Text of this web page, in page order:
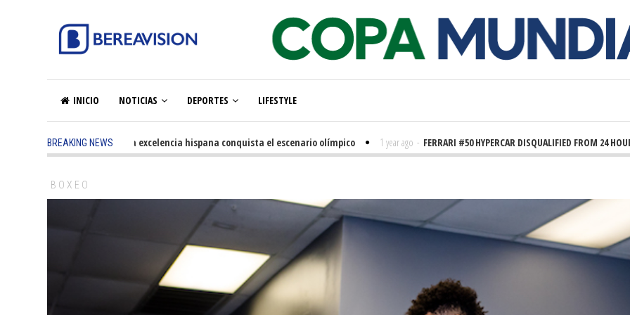
INICIO NOTICIAS DEPORTES LIFESTYLE
BREAKING NEWS
5 months ago - La excelencia hispana conquista el escenario olímpico 1 year ago - FERRARI #50 HYPERCAR DISQUALIFIED FROM 24 HOURS OF
BOXEO